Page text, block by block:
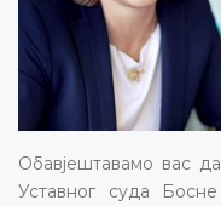
Обавјештавамо вас
Уставног суда